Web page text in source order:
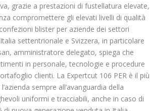
grazie a prestazioni di fustellatura elevate,
compromettere gli elevati livelli di qualità
blister per aziende dei settori
settentrionale e Svizzera, in particolare
amministratore delegato, spiega che
in personale, tecnologie e procedure
clienti. La Expertcut 106 PER è il più
sempre all’avanguardia della
uniformi e tracciabili, anche in caso di